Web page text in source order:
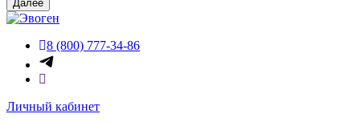
Далее
8 (800) 777-34-86
Личный кабинет